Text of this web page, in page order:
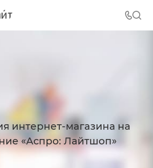
интернет-магазина на
«Аспро: Лайтшоп»